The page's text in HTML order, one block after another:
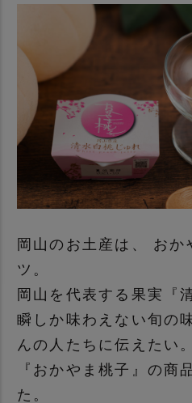
岡山のお土産は、 おか
ツ。
岡山を代表する果実『
瞬しか味わえない旬の
んの人たちに伝えたい
『おかやま桃子』の商
た。